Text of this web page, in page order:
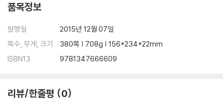
품목정보
발행일
2015년 12월 07일
쪽수, 무게, 크기
380쪽 | 708g | 156*234*22mm
ISBN13
9781347666609
리뷰/한줄평 0